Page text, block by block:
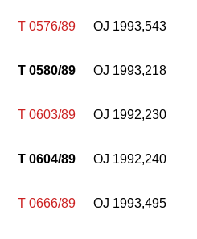
T 0576/89 OJ 1993,543
T 0580/89 OJ 1993,218
T 0603/89 OJ 1992,230
T 0604/89 OJ 1992,240
T 0666/89 OJ 1993,495